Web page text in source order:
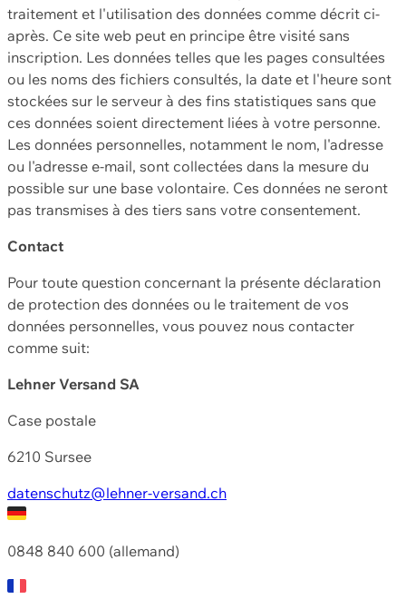
traitement et l'utilisation des données comme décrit ci-
après. Ce site web peut en principe être visité sans
inscription. Les données telles que les pages consultées
ou les noms des fichiers consultés, la date et l'heure sont
stockées sur le serveur à des fins statistiques sans que
ces données soient directement liées à votre personne.
Les données personnelles, notamment le nom, l'adresse
ou l'adresse e-mail, sont collectées dans la mesure du
possible sur une base volontaire. Ces données ne seront
pas transmises à des tiers sans votre consentement.
Contact
Pour toute question concernant la présente déclaration
de protection des données ou le traitement de vos
données personnelles, vous pouvez nous contacter
comme suit:
Lehner Versand SA
Case postale
6210 Sursee
datenschutz@lehner-versand.ch
0848 840 600 (allemand)